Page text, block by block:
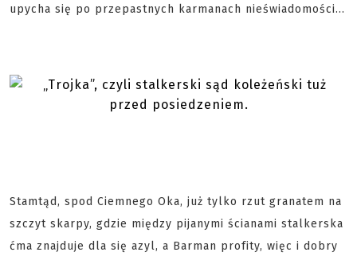
upycha się po przepastnych karmanach nieświadomości...
Stamtąd, spod Ciemnego Oka, już tylko rzut granatem na
szczyt skarpy, gdzie między pijanymi ścianami stalkerska
ćma znajduje dla się azyl, a Barman profity, więc i dobry